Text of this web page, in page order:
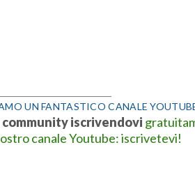
UN FANTASTICO CANALE
iscrivendovi
canale Youtube: iscrivetevi!